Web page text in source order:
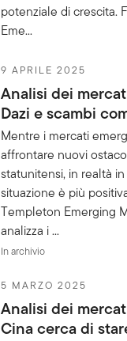
potenziale di crescita.
Eme...
9 APRILE 2025
Analisi dei
Dazi e scambi
Mentre i mercati
affrontare nuovi
statunitensi, in realtà
situazione è più
Templeton Emerging
analizza i ...
In archivio
5 MARZO 2025
Analisi dei
Cina cerca di